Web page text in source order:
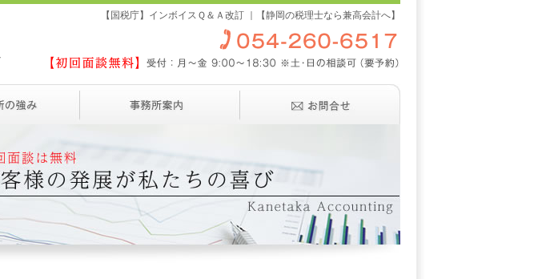
【国税庁】インボイスＱ＆Ａ改訂 ｜【静岡の税理士なら兼高会計へ】